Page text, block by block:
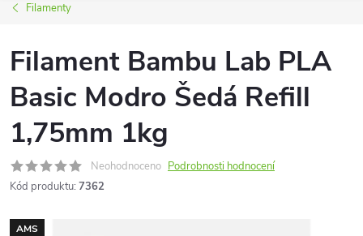
Filamenty
Filament Bambu Lab PLA
Basic Modro Šedá Refill
1,75mm 1kg
Neohodnoceno Podrobnosti hodnocení
Kód produktu: 7362
AMS